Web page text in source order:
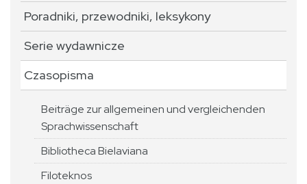
Poradniki, przewodniki, leksykony
Serie wydawnicze
Czasopisma
Beiträge zur allgemeinen und vergleichenden
Sprachwissenschaft
Bibliotheca Bielaviana
Filoteknos